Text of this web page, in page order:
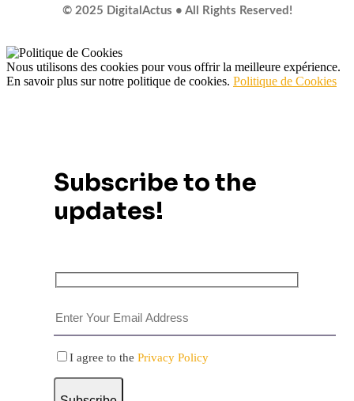
© 2025 DigitalActus • All Rights Reserved!
Nous utilisons des cookies pour vous offrir la meilleure expérience.
En savoir plus sur notre politique de cookies. Politique de Cookies
Subscribe to the
updates!
I agree to the Privacy Policy